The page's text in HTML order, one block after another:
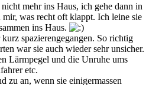
mehr ins Haus, ich gehe dann in
was recht oft klappt. Ich leine sie
ins Haus.
spazierengegangen. So richtig
war sie auch wieder sehr unsicher.
Lärmpegel und die Unruhe ums
etc.
zu an, wenn sie einigermassen